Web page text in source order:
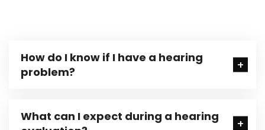
How do I know if I have a hearing
problem?
What can I expect during a hearing